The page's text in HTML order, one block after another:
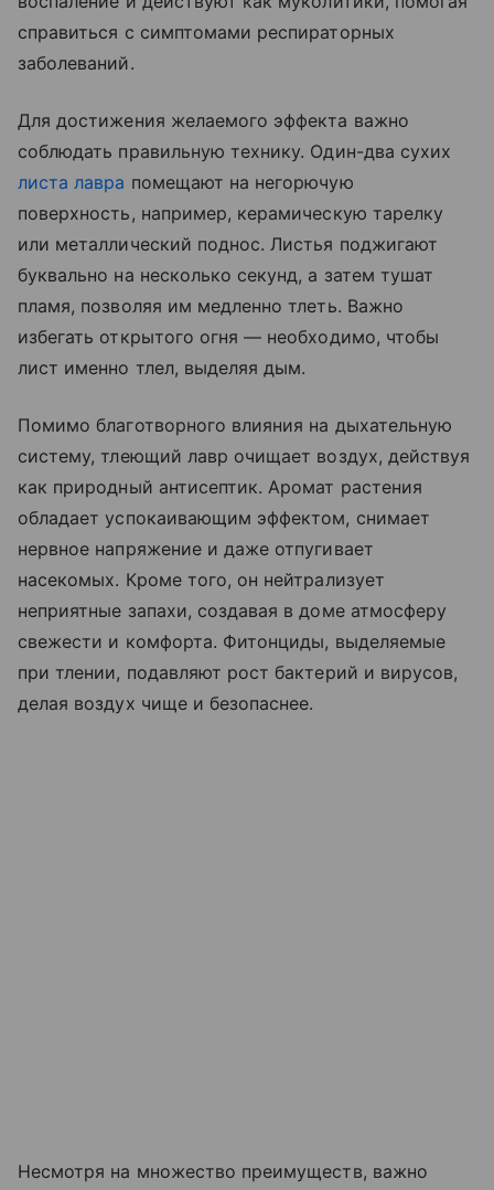
справиться с симптомами респираторных
заболеваний.
Для достижения желаемого эффекта важно
соблюдать правильную технику. Один-два сухих
листа лавра помещают на негорючую
поверхность, например, керамическую тарелку
или металлический поднос. Листья поджигают
буквально на несколько секунд, а затем тушат
пламя, позволяя им медленно тлеть. Важно
избегать открытого огня — необходимо, чтобы
лист именно тлел, выделяя дым.
Помимо благотворного влияния на дыхательную
систему, тлеющий лавр очищает воздух, действуя
как природный антисептик. Аромат растения
обладает успокаивающим эффектом, снимает
нервное напряжение и даже отпугивает
насекомых. Кроме того, он нейтрализует
неприятные запахи, создавая в доме атмосферу
свежести и комфорта. Фитонциды, выделяемые
при тлении, подавляют рост бактерий и вирусов,
делая воздух чище и безопаснее.
Несмотря на множество преимуществ, важно